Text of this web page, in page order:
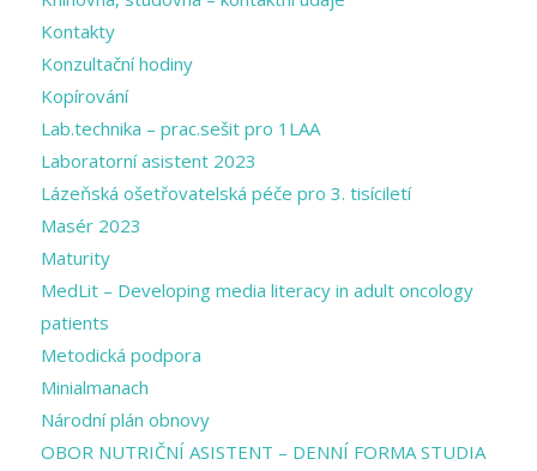
Kontakty
Konzultační hodiny
Kopírování
Lab.technika – prac.sešit pro 1LAA
Laboratorní asistent 2023
Lázeňská ošetřovatelská péče pro 3. tisíciletí
Masér 2023
Maturity
MedLit – Developing media literacy in adult oncology
patients
Metodická podpora
Minialmanach
Národní plán obnovy
OBOR NUTRIČNÍ ASISTENT – DENNÍ FORMA STUDIA